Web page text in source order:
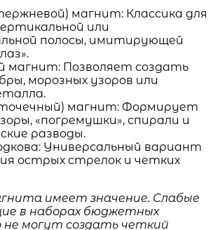
магнит: Классика для
или
полосы, имитирующей
магнит: Позволяет создать
морозных узоров или
магнит: Формирует
«погремушки», спирали и
разводы.
Универсальный вариант
острых стрелок и четких
имеет значение. Слабые
в наборах бюджетных
не могут создать четкий